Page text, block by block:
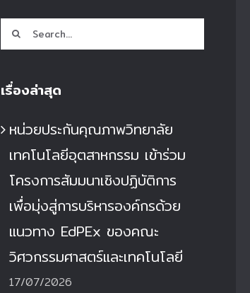
Search
for:
เรื่องล่าสุด
หน่วยประกันคุณภาพวิทยาลัย
เทคโนโลยีอุตสาหกรรม เข้าร่วม
โครงการสัมมนาเชิงปฏิบัติการ
เพื่อมุ่งสู่การบริหารองค์กรด้วย
แนวทาง EdPEx ของคณะ
วิศวกรรมศาสตร์และเทคโนโลยี
17/07/2026